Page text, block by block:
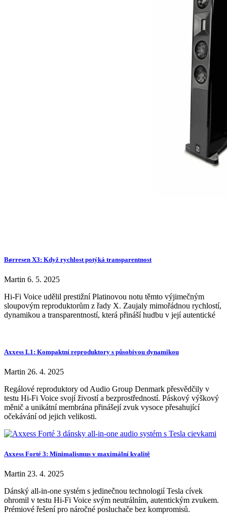
Børresen X3: Když rychlost potýká transparentnost
Martin 6. 5. 2025
Hi-Fi Voice udělil prestižní Platinovou notu těmto výjimečným
sloupovým reproduktorům z řady X. Zaujaly mimořádnou rychlostí,
dynamikou a transparentností, která přináší hudbu v její autentické
Axxess L1: Kompaktní reproduktory s působivou dynamikou
Martin 26. 4. 2025
Regálové reproduktory od Audio Group Denmark přesvědčily v
testu Hi-Fi Voice svojí živostí a bezprostředností. Páskový výškový
měnič a unikátní membrána přinášejí zvuk vysoce přesahující
očekávání od jejich velikosti.
Axxess Forté 3: Minimalismus v maximální kvalitě
Martin 23. 4. 2025
Dánský all-in-one systém s jedinečnou technologií Tesla cívek
ohromil v testu Hi-Fi Voice svým neutrálním, autentickým zvukem.
Prémiové řešení pro náročné posluchače bez kompromisů.